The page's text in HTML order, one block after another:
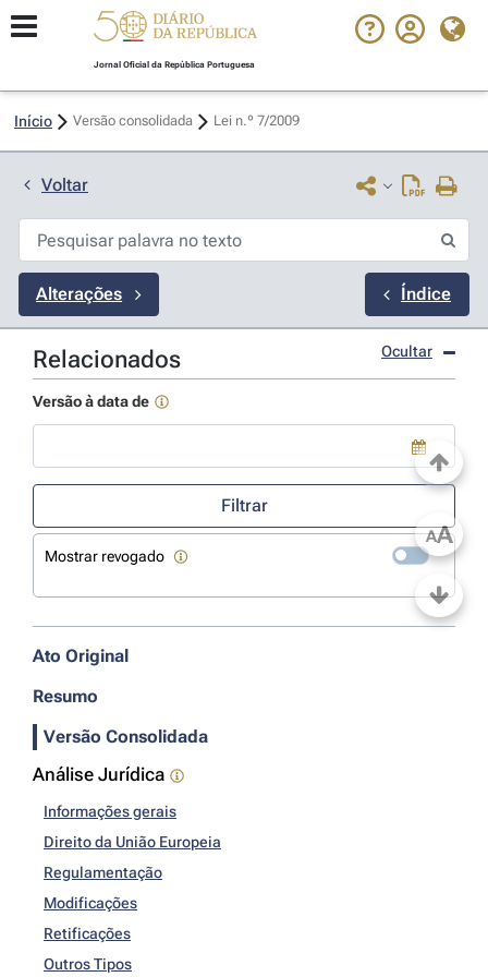
Jornal Oficial da República Portuguesa
Início Versão consolidada Lei n.º 7/2009
Voltar
Alterações Índice
Relacionados Ocultar
Versão à data de
Use a tecla de seta para baixo para abrir o calendário; Use as
Filtrar
Mostrar revogado
Ato Original
Resumo
Versão Consolidada
Análise Jurídica
Informações gerais
Direito da União Europeia
Regulamentação
Modificações
Retificações
Outros Tipos
AA